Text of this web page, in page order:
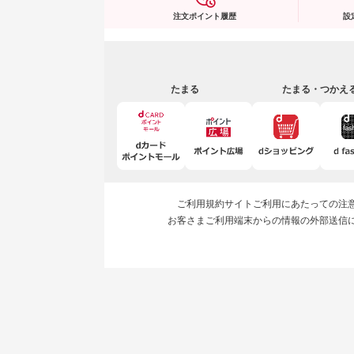
注文ポイント履歴 設
たまる たまる・つかえ
ご利用規約サイトご利用にあたっての注
お客さまご利用端末からの情報の外部送信